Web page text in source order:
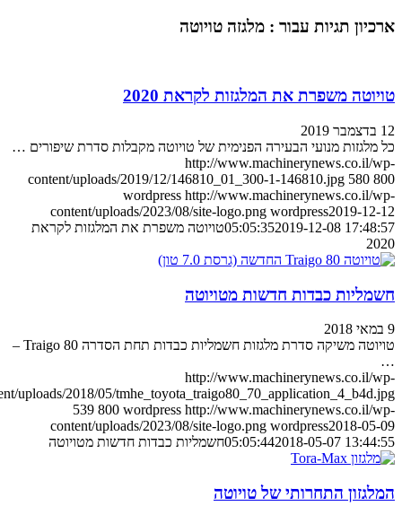
תגיות עבור :מלגזה טויוטה
משפרת את המלגזות לקראת 2020
מנועי הבעירה הפנימית של טויוטה מקבלות סדרת שיפורים …
http://
content/uploads/2019/12/146810_01_300-1-146810.jpg 580
wordpress http://
content/uploads/2023/08/site-logo.png wordpress2019-
05:05:352019-12-08
טויוטה משפרת את המלגזות לקראת
כבדות חדשות מטויוטה
טויוטה משיקה סדרת מלגזות חשמליות כבדות תחת הסדרה Traigo 80 –
http://
content/uploads/2018/05/
539 800 wordpress http://
content/uploads/2023/08/site-logo.png wordpress2018-
05:05:442018-05-07 חשמליות כבדות חדשות מטויוטה
התחרותי של טויוטה